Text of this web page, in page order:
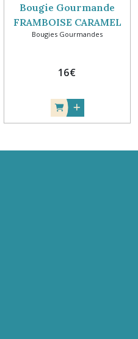
Bougie Gourmande
FRAMBOISE CARAMEL
Bougies Gourmandes
16€